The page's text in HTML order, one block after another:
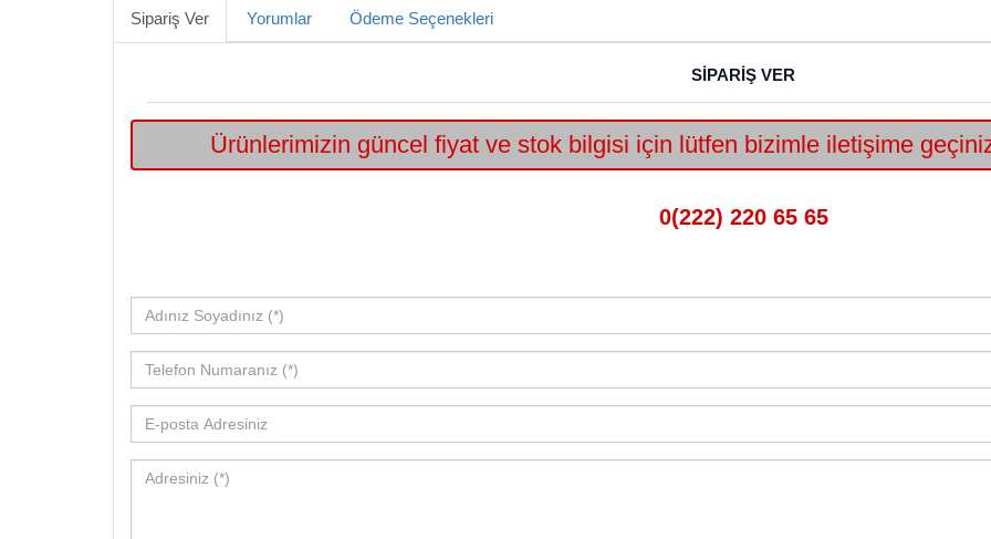
Sipariş Ver Yorumlar Ödeme Seçenekleri
SİPARİŞ VER
Ürünlerimizin güncel fiyat ve stok bilgisi için lütfen bizimle iletişime
0(222) 220 65 65